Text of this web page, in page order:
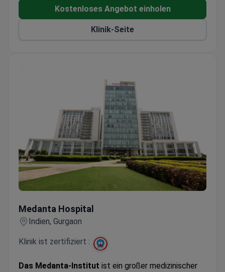
Kardiologie und Roboterchirurgie spezialisiert.
Kostenloses Angebot einholen
Klinik-Seite
Medanta Hospital
Indien, Gurgaon
Klinik ist zertifiziert :
Das Medanta-Institut ist ein großer medizinischer